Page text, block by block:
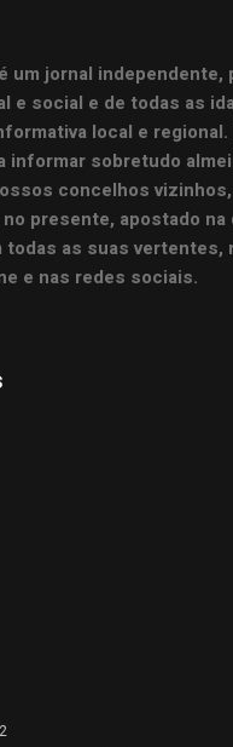
um jornal independente,
e social e de todas as
local e regional.
informar sobretudo
concelhos
presente, apostado na
todas as suas vertentes,
e nas redes sociais.